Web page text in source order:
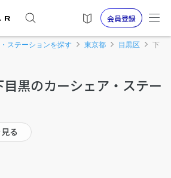
会員登録
ステーションを探す 東京都 目黒区
下
黒のカーシェア・ステー
る